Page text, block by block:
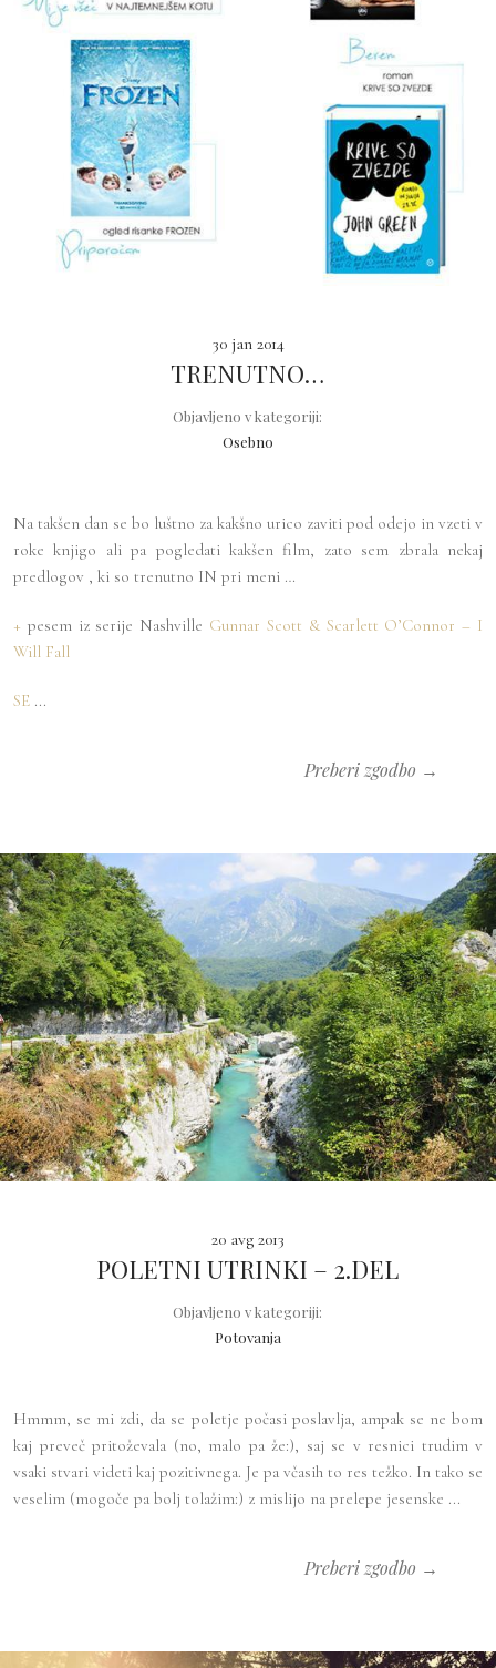
30 jan 2014
TRENUTNO…
Objavljeno v kategoriji:
Osebno
Na takšen dan se bo luštno za kakšno urico zaviti pod odejo in vzeti v
roke knjigo ali pa pogledati kakšen film, zato sem zbrala nekaj
predlogov , ki so trenutno IN pri meni …
+ pesem iz serije Nashville Gunnar Scott & Scarlett O’Connor – I
Will Fall
SE ...
Preberi zgodbo →
20 avg 2013
POLETNI UTRINKI – 2.DEL
Objavljeno v kategoriji:
Potovanja
Hmmm, se mi zdi, da se poletje počasi poslavlja, ampak se ne bom
kaj preveč pritoževala (no, malo pa že:), saj se v resnici trudim v
vsaki stvari videti kaj pozitivnega. Je pa včasih to res težko. In tako se
veselim (mogoče pa bolj tolažim:) z mislijo na prelepe jesenske ...
Preberi zgodbo →